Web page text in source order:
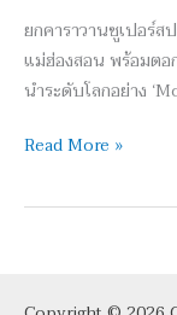
ยกคาราวานซูเปอร์ส
แม่ฮ่องสอน พร้อมตอ
นำระดับโลกอย่าง
Read More »